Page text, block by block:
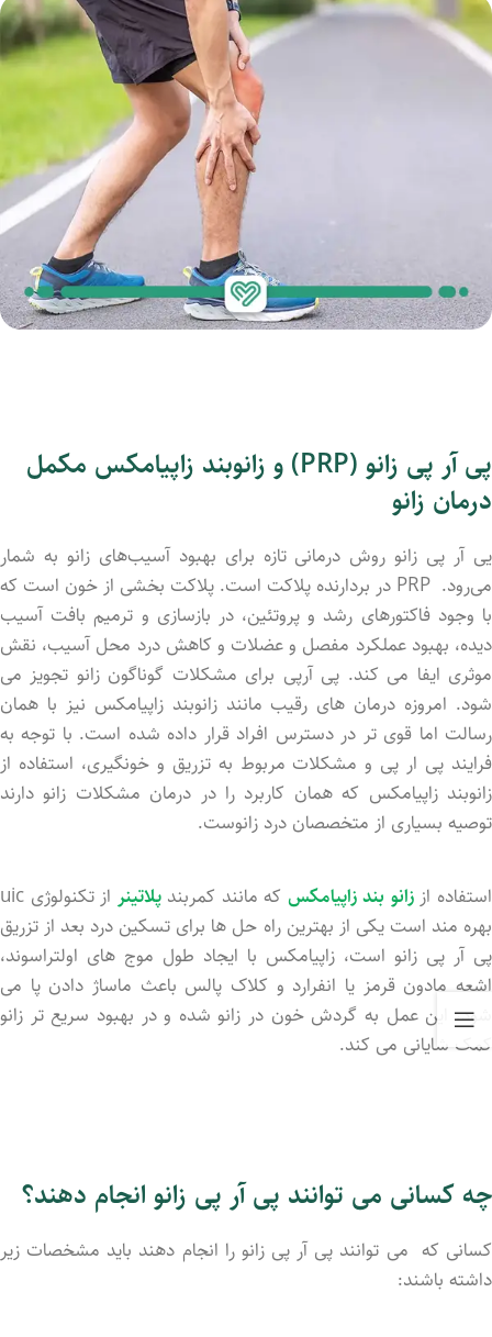
پی آر پی زانو (PRP) و زانوبند زاپیامکس مکمل
درمان زانو
یی آر پی زانو روش درمانی تازه برای بهبود آسیب‌های زانو به شمار
می‌رود. PRP در بردارنده پلاکت است. پلاکت بخشی از خون است که
با وجود فاکتورهای رشد و پروتئین، در بازسازی و ترمیم بافت آسیب
دیده، بهبود عملکرد مفصل و عضلات و کاهش درد محل آسیب، نقش
موثری ایفا می کند. پی آرپی برای مشکلات گوناگون زانو تجویز می
شود. امروزه درمان های رقیب مانند زانوبند زاپیامکس نیز با همان
رسالت اما قوی تر در دسترس افراد قرار داده شده است. با توجه به
فرایند پی ار پی و مشکلات مربوط به تزریق و خونگیری، استفاده از
زانوبند زاپیامکس که همان کاربرد را در درمان مشکلات زانو دارند
توصیه بسیاری از متخصصان درد زانوست.
استفاده اززانو بند زاپیامکس که مانند کمربندپلاتینر
از تکنولوژی uic
بهره مند است یکی از بهترین راه حل ها برای تسکین درد بعد از تزریق
پی آر پی زانو است، زاپیامکس با ایجاد طول موج های اولتراسوند،
اشعه مادون قرمز یا انفرارد و کلاک پالس باعث ماساژ دادن پا می
شود، این عمل به گردش خون در زانو شده و در بهبود سریع تر زانو
کمک شایانی می کند.
چه کسانی می توانند پی آر پی زانو انجام دهند؟
کسانی که می توانند پی آر پی زانو را انجام دهند باید مشخصات زیر
داشته باشند: